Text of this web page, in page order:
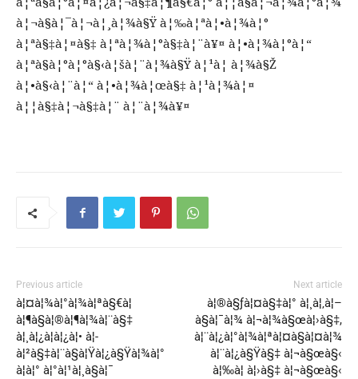
à¦¬à§à¦¯à¦¬à¦¸à¦¾à§Ÿ à¦‰à¦ªà¦•à¦¾à¦°
à¦ªà§‡à¦¤à§‡ à¦ªà¦¾à¦°à§‡à¦¨à¥¤ à¦•à¦¾à¦°à¦“
à¦ªà§à¦°à¦°à§‹à¦šà¦¨à¦¾à§Ÿ à¦¹à¦ à¦¾à§Ž
à¦•à§‹à¦¨à¦“ à¦•à¦¾à¦œà§‡ à¦¹à¦¾à¦¤
à¦¦à§‡à¦¬à§‡à¦¨ à¦¨à¦¾à¥¤
Previous article
à¦¤à¦¾à¦°à¦¾à¦ªà§€à¦
à¦¶à§à¦®à¦¶à¦¾à¦¨à§‡
à¦¸à¦¿à¦­à¦¿à¦• à¦­
à¦²à§‡à¦¨à§à¦Ÿà¦¿à§Ÿà¦¾à¦°
à¦à¦° à¦°à¦¹à¦¸à§à¦¯
Next article
à¦®à§ƒà¦¤à§‡à¦° à¦¸à¦‚à¦–
à§à¦¯à¦¾ à¦¬à¦¾à§œà¦›à§‡,
à¦¨à¦¿à¦°à¦¾à¦ªà¦¤à§à¦¤à¦¾
à¦¨à¦¿à§Ÿà§‡ à¦¬à§œà§‹
à¦‰à¦ à¦›à§‡ à¦¬à§œà§‹